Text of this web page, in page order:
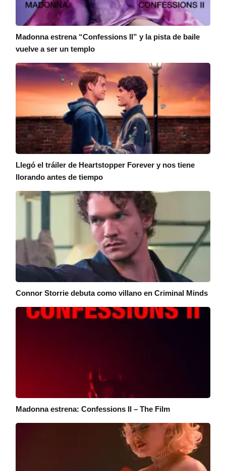
Madonna estrena “Confessions II” y la pista de baile
vuelve a ser un templo
Llegó el tráiler de Heartstopper Forever y nos tiene
llorando antes de tiempo
Connor Storrie debuta como villano en Criminal Minds
Madonna estrena: Confessions II – The Film